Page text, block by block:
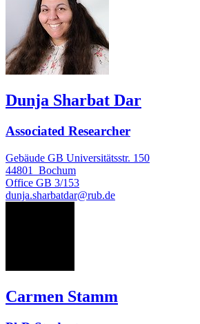
Dunja Sharbat Dar
Associated Researcher
Gebäude GB Universitätsstr. 150
44801
Bochum
Office GB 3/153
dunja.sharbatdar@rub.de
Carmen Stamm